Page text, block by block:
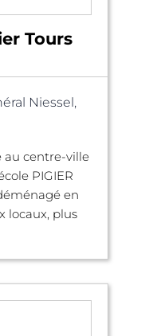
Tours
Niessel,
au centre-ville
PIGIER
en
locaux, plus